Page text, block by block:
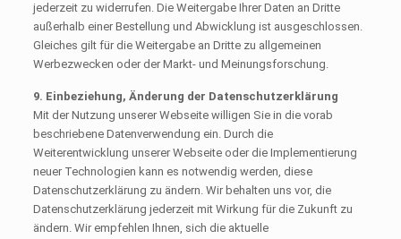
jederzeit zu widerrufen. Die Weitergabe Ihrer Daten an Dritte
außerhalb einer Bestellung und Abwicklung ist ausgeschlossen.
Gleiches gilt für die Weitergabe an Dritte zu allgemeinen
Werbezwecken oder der Markt- und Meinungsforschung.
9. Einbeziehung, Änderung der Datenschutzerklärung
Mit der Nutzung unserer Webseite willigen Sie in die vorab
beschriebene Datenverwendung ein. Durch die
Weiterentwicklung unserer Webseite oder die Implementierung
neuer Technologien kann es notwendig werden, diese
Datenschutzerklärung zu ändern. Wir behalten uns vor, die
Datenschutzerklärung jederzeit mit Wirkung für die Zukunft zu
ändern. Wir empfehlen Ihnen, sich die aktuelle